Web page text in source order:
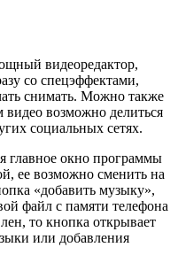
видеоредактор,
со спецэффектами,
снимать. Можно также
возможно делиться
социальных сетях.
главное окно программы
ее возможно сменить на
«добавить музыку»,
файл с памяти телефона
то кнопка открывает
или добавления